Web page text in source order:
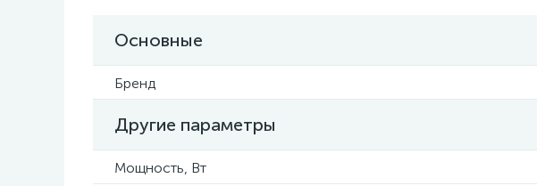
Основные
Бренд
Другие параметры
Мощность, Вт